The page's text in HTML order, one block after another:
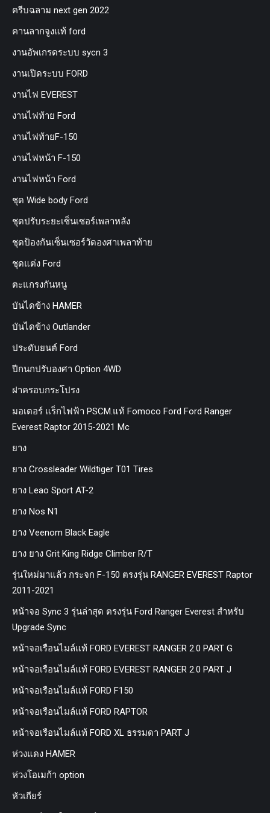
ครีบฉลาม next gen 2022
คานลากจูงแท้ ford
งานอัพเกรดระบบ sycn 3
งานเปิดระบบ FORD
งานไฟ EVEREST
งานไฟท้าย Ford
งานไฟท้ายF-150
งานไฟหน้า F-150
งานไฟหน้า Ford
ชุด Wide body Ford
ชุดปรับระยะเซ็นเซอร์เพลาหลัง
ชุดป้องกันเซ็นเซอร์วัดองศาเพลาท้าย
ชุดแต่ง Ford
ตะแกรงกันหนู
บันไดข้าง HAMER
บันไดข้าง Outlander
ประดับยนต์ Ford
ปีกนกปรับองศา Option 4WD
ฝาครอบกระโปรง
มอเตอร์ แร็กไฟฟ้า PSCM.แท้ Fomoco Ford Ford Ranger
Everest Raptor 2015-2021 Mc
ยาง
ยาง Crossleader Wildtiger T01 Tires
ยาง Leao Sport AT-2
ยาง Nos N1
ยาง Veenom Black Eagle
ยาง ยาง Grit King Ridge Climber R/T
รุ่นใหม่มาแล้ว กระจก F-150 ตรงรุ่น RANGER EVEREST Raptor
2011-2021
หน้าจอ Sync 3 รุ่นล่าสุด ตรงรุ่น Ford Ranger Everest สำหรับ
Upgrade Sync
หน้าจอเรือนไมล์แท้ FORD EVEREST RANGER 2.0 PART G
หน้าจอเรือนไมล์แท้ FORD EVEREST RANGER 2.0 PART J
หน้าจอเรือนไมล์แท้ FORD F150
หน้าจอเรือนไมล์แท้ FORD RAPTOR
หน้าจอเรือนไมล์แท้ FORD XL ธรรมดา PART J
ห่วงแดง HAMER
ห่วงโอเมก้า option
หัวเกียร์